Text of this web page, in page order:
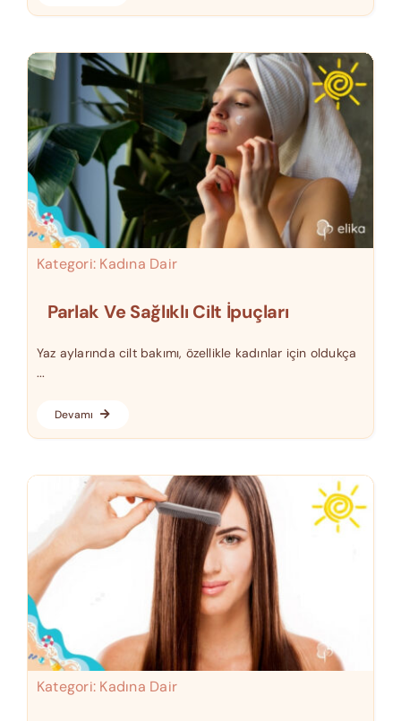
Kategori: Kadına Dair
Parlak Ve Sağlıklı Cilt İpuçları
Yaz aylarında cilt bakımı, özellikle kadınlar için oldukça
...
Devamı
Kategori: Kadına Dair